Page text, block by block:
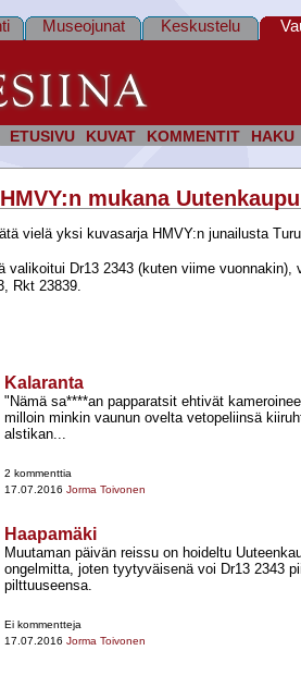
ETUSIVU KUVAT KOMMENTIT HAKU
Museojunat Keskustelu
mukana
vielä yksi kuvasarja HMVY:n junailusta
valikoitui Dr13 2343 (kuten viime
Rkt 23839.
Kalaranta
"Nämä sa****an papparatsit ehtivät
milloin minkin vaunun ovelta vetopeliinsä
alstikan...
2 kommenttia
17.07.2016 Jorma Toivonen
Haapamäki
Muutaman päivän reissu on hoideltu
ongelmitta, joten tyytyväisenä voi Dr13 2343
pilttuuseensa.
Ei kommentteja
17.07.2016 Jorma Toivonen